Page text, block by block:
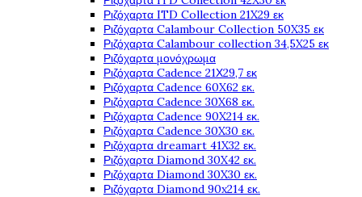
Ριζόχαρτα ITD Collection 21X29 εκ
Ριζόχαρτα Calambour Collection 50X35 εκ
Ριζόχαρτα Calambour collection 34,5X25 εκ
Ριζόχαρτα μονόχρωμα
Ριζόχαρτα Cadence 21Χ29,7 εκ
Ριζόχαρτα Cadence 60X62 εκ.
Ριζόχαρτα Cadence 30X68 εκ.
Ριζόχαρτα Cadence 90X214 εκ.
Ριζόχαρτα Cadence 30X30 εκ.
Ριζόχαρτα dreamart 41X32 εκ.
Ριζόχαρτα Diamond 30X42 εκ.
Ριζόχαρτα Diamond 30X30 εκ.
Ριζόχαρτα Diamond 90x214 εκ.